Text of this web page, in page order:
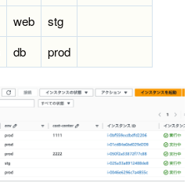
web
stg
db prod